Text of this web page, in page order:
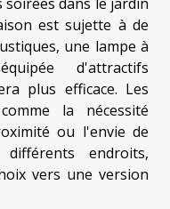
est sujette à de
une lampe à
d'attractifs
plus efficace. Les
la nécessité
ou l'envie de
endroits,
vers une version